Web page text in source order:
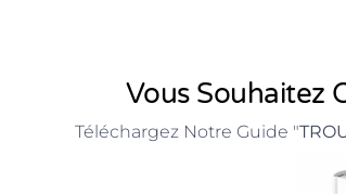
Vous Souhaitez
Téléchargez Notre Guide "